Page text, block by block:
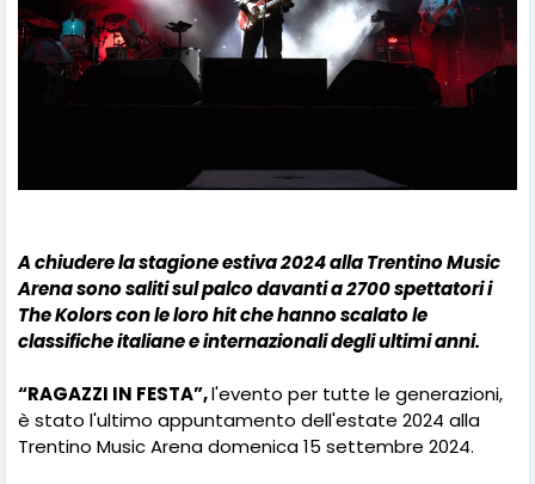
A chiudere la stagione estiva 2024 alla Trentino Music
Arena sono saliti sul palco davanti a 2700 spettatori i
The Kolors con le loro hit che hanno scalato le
classifiche italiane e internazionali degli ultimi anni.
“RAGAZZI IN FESTA”,l'evento per tutte le generazioni,
è stato l'ultimo appuntamento dell'estate 2024 alla
Trentino Music Arena domenica 15 settembre 2024.